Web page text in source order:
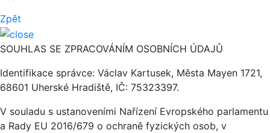
Zpět
SOUHLAS SE ZPRACOVÁNÍM OSOBNÍCH ÚDAJŮ
Identifikace správce: Václav Kartusek, Města Mayen 1721,
68601 Uherské Hradiště, IČ: 75323397.
V souladu s ustanoveními Nařízení Evropského parlamentu
a Rady EU 2016/679 o ochraně fyzických osob, v